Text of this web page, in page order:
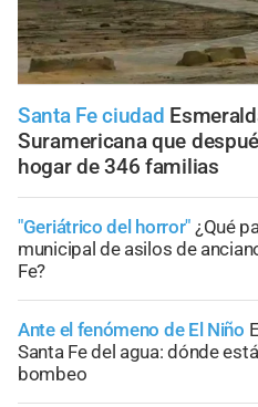
Santa Fe ciudad
Suramericana que
hogar de 346 familias
"Geriátrico del horror" ¿Qué
municipal de asilos de
Fe?
Ante el fenómeno de El Niño
Santa Fe del agua: dónde
bombeo